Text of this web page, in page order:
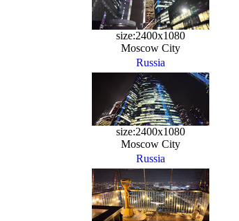
size:2400x1080
Moscow City
Russia
size:2400x1080
Moscow City
Russia